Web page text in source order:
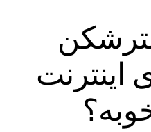
اینترنت